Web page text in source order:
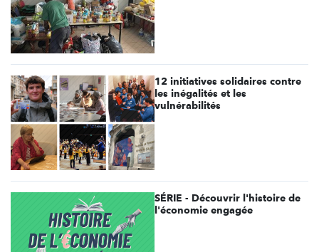
12 initiatives solidaires contre
les inégalités et les
vulnérabilités
SÉRIE - Découvrir l'histoire de
l'économie engagée